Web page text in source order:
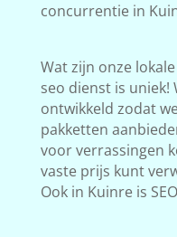
concurrentie in
Wat zijn onze
seo dienst is uniek!
ontwikkeld zodat
pakketten
voor verrassingen
vaste prijs kunt
Ook in Kuinre is